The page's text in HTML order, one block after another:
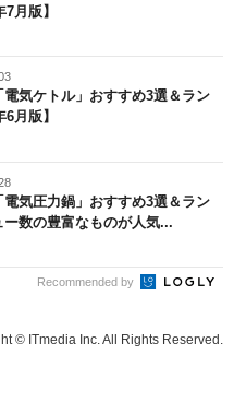
月版】
気ケトル」おすすめ3選＆ラン
月版】
気圧力鍋」おすすめ3選＆ラン
数の豊富なものが人気...
Recommended by
© ITmedia Inc. All Rights Reserved.